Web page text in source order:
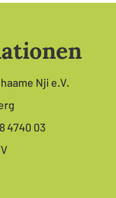
Nji e.V.
4740 03